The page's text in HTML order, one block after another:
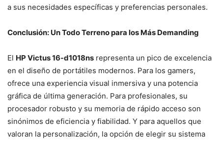
a sus necesidades específicas y preferencias personales.
Conclusión: Un Todo Terreno para los Más Demanding
El HP Victus 16-d1018ns representa un pico de excelencia
en el diseño de portátiles modernos. Para los gamers,
ofrece una experiencia visual inmersiva y una potencia
gráfica de última generación. Para profesionales, su
procesador robusto y su memoria de rápido acceso son
sinónimos de eficiencia y fiabilidad. Y para aquellos que
valoran la personalización, la opción de elegir su sistema